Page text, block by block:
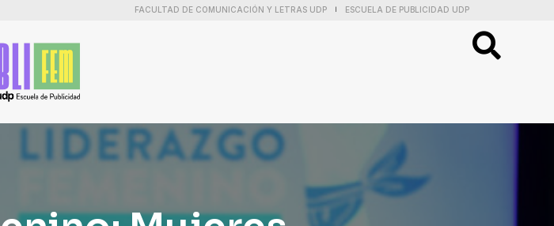
ESCUELA DE PUBLICIDAD UDP
FACULTAD DE COMUNICACIÓN Y LETRAS UDP